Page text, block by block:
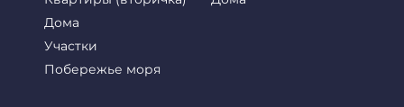
Дома
Участки
Побережье моря